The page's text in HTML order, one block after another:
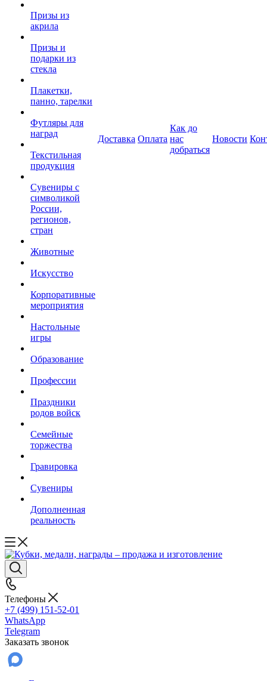
Призы из
акрила
Призы и
подарки из
стекла
Плакетки,
панно, тарелки
Футляры для
наград
Текстильная
продукция
Сувениры с
символикой
России,
регионов,
стран
Животные
Искусство
Корпоративные
мероприятия
Настольные
игры
Образование
Профессии
Праздники
родов войск
Семейные
торжества
Гравировка
Сувениры
Дополненная
реальность
Доставка Оплата
Как до
нас
добраться
Новости
Телефоны
+7 (499) 151-52-01
WhatsApp
Telegram
Заказать звонок